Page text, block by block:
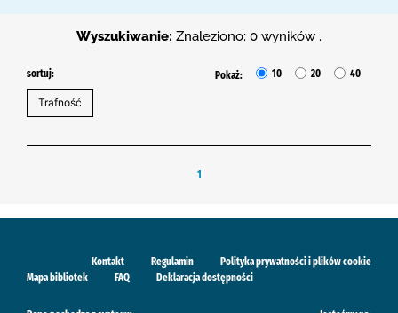
Wyszukiwanie: Znaleziono: 0 wyników .
sortuj: Pokaż: 10 20 40
1
Kontakt Regulamin
Polityka prywatności i plików cookie
Mapa bibliotek
FAQ Deklaracja dostępności